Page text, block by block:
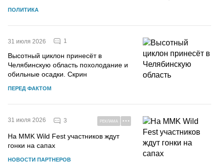
ПОЛИТИКА
31 июля 2026 1
Высотный циклон принесёт в
Челябинскую область похолодание и
обильные осадки. Скрин
ПЕРЕД ФАКТОМ
31 июля 2026 3 РЕКЛАМА
На MMK Wild Fest участников ждут
гонки на сапах
НОВОСТИ ПАРТНЕРОВ